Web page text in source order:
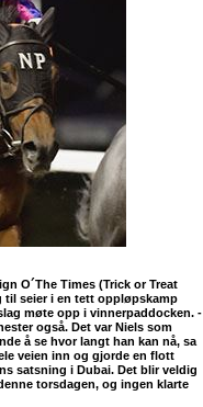
O´The Times (Trick or Treat
til seier i en tett oppløpskamp
møte opp i vinnerpaddocken. -
også. Det var Niels som
å se hvor langt han kan nå, sa
veien inn og gjorde en flott
satsning i Dubai. Det blir veldig
torsdagen, og ingen klarte